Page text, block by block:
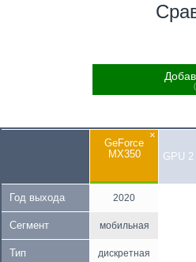
×
GeForce
MX350
GPU 2
Год выхода 2020
Сегмент мобильная
Тип дискретная